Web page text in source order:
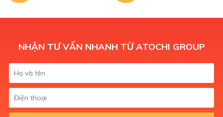
NHẬN TƯ VẤN NHANH TỪ ATOCHI GROUP